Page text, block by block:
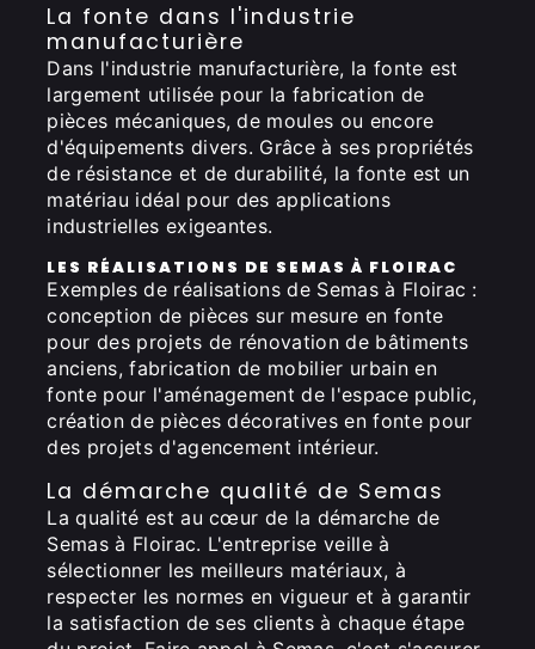
La fonte dans l'industrie
manufacturière
Dans l'industrie manufacturière, la fonte est
largement utilisée pour la fabrication de
pièces mécaniques, de moules ou encore
d'équipements divers. Grâce à ses propriétés
de résistance et de durabilité, la fonte est un
matériau idéal pour des applications
industrielles exigeantes.
LES RÉALISATIONS DE SEMAS À FLOIRAC
Exemples de réalisations de Semas à Floirac :
conception de pièces sur mesure en fonte
pour des projets de rénovation de bâtiments
anciens, fabrication de mobilier urbain en
fonte pour l'aménagement de l'espace public,
création de pièces décoratives en fonte pour
des projets d'agencement intérieur.
La démarche qualité de Semas
La qualité est au cœur de la démarche de
Semas à Floirac. L'entreprise veille à
sélectionner les meilleurs matériaux, à
respecter les normes en vigueur et à garantir
la satisfaction de ses clients à chaque étape